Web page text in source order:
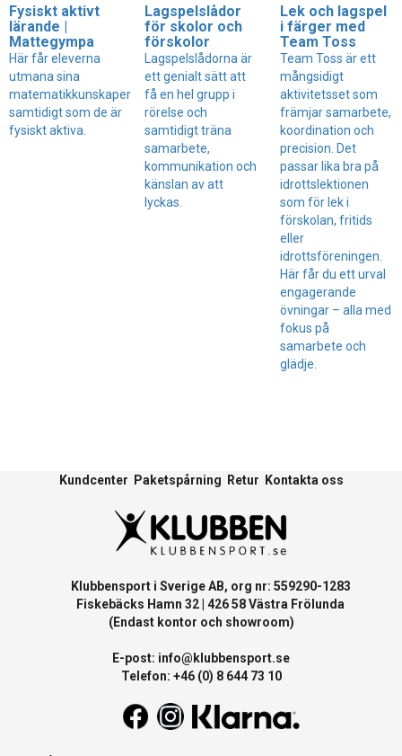
Fysiskt aktivt
lärande |
Mattegympa
Här får eleverna
utmana sina
matematikkunskaper
samtidigt som de är
fysiskt aktiva.
Lagspelslådor
för skolor och
förskolor
Lagspelslådorna är
ett genialt sätt att
få en hel grupp i
rörelse och
samtidigt träna
samarbete,
kommunikation och
känslan av att
lyckas.
Lek och lagspel
i färger med
Team Toss
Team Toss är ett
mångsidigt
aktivitetsset som
främjar samarbete,
koordination och
precision. Det
passar lika bra på
idrottslektionen
som för lek i
förskolan, fritids
eller
idrottsföreningen.
Här får du ett urval
engagerande
övningar – alla med
fokus på
samarbete och
glädje.
Kundcenter Paketspårning Retur Kontakta oss
Klubbensport i Sverige AB, org nr: 559290-1283
Fiskebäcks Hamn 32 | 426 58 Västra Frölunda
(Endast kontor och showroom)
E-post: info@klubbensport.se
Telefon: +46 (0) 8 644 73 10